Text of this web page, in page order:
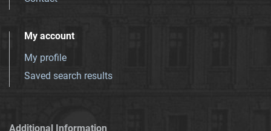
My account
My profile
Saved search results
Additional Information